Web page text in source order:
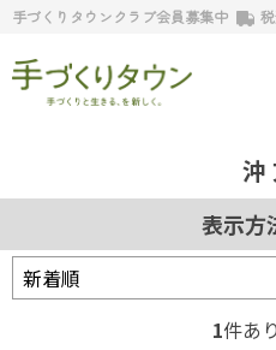
手づくりタウンクラブ会員募集中
沖
表示方
1件あ